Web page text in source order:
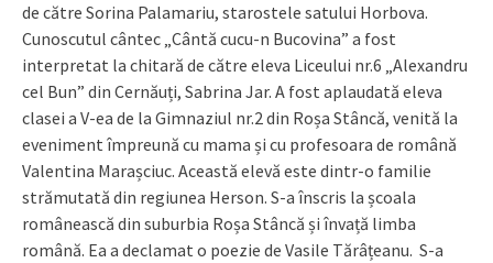
de către Sorina Palamariu, starostele satului Horbova.
Cunoscutul cântec „Cântă cucu-n Bucovina” a fost
interpretat la chitară de către eleva Liceului nr.6 „Alexandru
cel Bun” din Cernăuți, Sabrina Jar. A fost aplaudată eleva
clasei a V-ea de la Gimnaziul nr.2 din Roșa Stâncă, venită la
eveniment împreună cu mama și cu profesoara de română
Valentina Marașciuc. Această elevă este dintr-o familie
strămutată din regiunea Herson. S-a înscris la școala
românească din suburbia Roșa Stâncă și învață limba
română. Ea a declamat o poezie de Vasile Tărâțeanu. S-a